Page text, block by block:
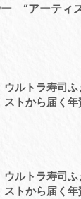
“アーティ
ウルトラ寿司
ストから届く年
ウルトラ寿司
ストから届く年